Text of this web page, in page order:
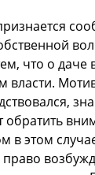
что о даче
власти.
обратить
в этом